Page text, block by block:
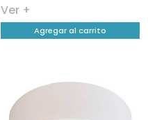
Ver +
Agregar al carrito